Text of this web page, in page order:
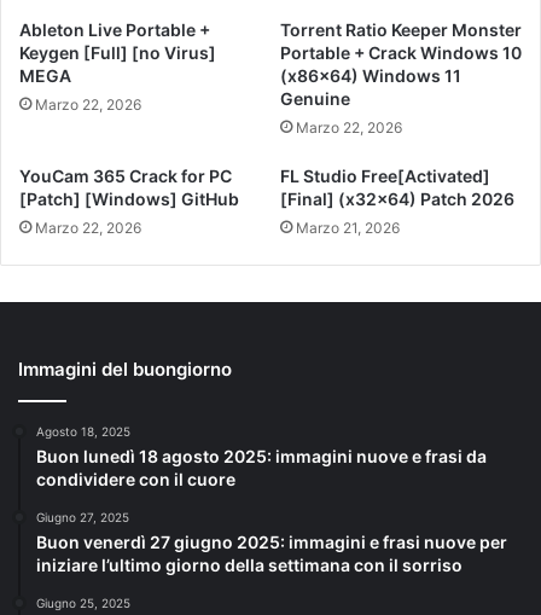
Ableton Live Portable +
Keygen [Full] [no Virus]
MEGA
Marzo 22, 2026
Torrent Ratio Keeper Monster
Portable + Crack Windows 10
(x86x64) Windows 11
Genuine
Marzo 22, 2026
YouCam 365 Crack for PC
[Patch] [Windows] GitHub
Marzo 22, 2026
FL Studio Free[Activated]
[Final] (x32x64) Patch 2026
Marzo 21, 2026
Immagini del buongiorno
Agosto 18, 2025
Buon lunedì 18 agosto 2025: immagini nuove e frasi da
condividere con il cuore
Giugno 27, 2025
Buon venerdì 27 giugno 2025: immagini e frasi nuove per
iniziare l’ultimo giorno della settimana con il sorriso
Giugno 25, 2025